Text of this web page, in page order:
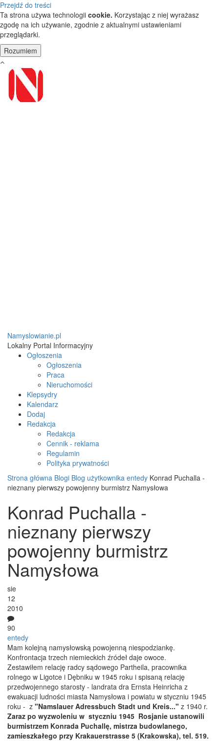
Przejdź do treści
Ta strona używa technologii cookie. Korzystając z niej wyrażasz
zgodę na ich używanie, zgodnie z aktualnymi ustawieniami
przeglądarki.
Namyslowianie.pl
Lokalny Portal Informacyjny
Ogłoszenia
Ogłoszenia
Praca
Nieruchomości
Klepsydry
Kalendarz
Dodaj
Redakcja
Redakcja
Cennik - reklama
Regulamin
Polityka prywatności
Strona główna Blogi Blog użytkownika entedy Konrad Puchalla -
nieznany pierwszy powojenny burmistrz Namysłowa
Konrad Puchalla -
nieznany pierwszy
powojenny burmistrz
Namysłowa
sie
12
2010
90
entedy
Mam kolejną namysłowską powojenną niespodziankę.
Konfrontacja trzech niemieckich źródeł daje owoce.
Zestawiłem relację radcy sądowego Partheila, pracownika
rolnego w Ligotce i Dębniku w 1945 roku i spisaną relację
przedwojennego starosty - landrata dra Ernsta Heinricha z
ewakuacji ludności miasta Namysłowa i powiatu w styczniu 1945
roku - z "Namslauer Adressbuch Stadt und Kreis..." z 1940 r.
Zaraz po wyzwoleniu w styczniu 1945 Rosjanie ustanowili
burmistrzem Konrada Puchallę, mistrza budowlanego,
zamieszkałego przy Krakauerstrasse 5 (Krakowska), tel. 519.